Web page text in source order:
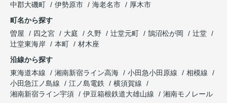
中郡大磯町
伊勢原市 海老名市
厚木市
町名から探す
曽屋
四之宮 大庭 久野 辻堂元町 鵠沼松が岡
辻堂
辻堂東海岸
本町
材木座
沿線から探す
東海道本線
湘南新宿ライン高海 小田急小田原線
相模線
小田急江ノ島線
江ノ島電鉄
横須賀線
湘南新宿ライン宇須
伊豆箱根鉄道大雄山線
湘南モノレール